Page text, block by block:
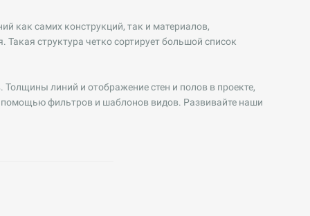
как самих конструкций, так и материалов,
структура четко сортирует большой список
линий и отображение стен и полов в проекте,
фильтров и шаблонов видов. Развивайте наши